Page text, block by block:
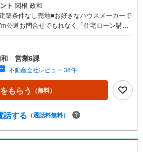
ト 関根 政和
築条件なし売地■お好きなハウスメーカーで
公道お問合せでもれなく「住宅ローン講
電話でのお問い合わせがスムーズにご案内
気軽にご連絡下さい！東宝ハウスライフソ
グループ 東宝ハウス浦和 特別提携金利
ウス浦和の住宅ローン■変動金利全期間引下
ローン金利優遇割の最大適用《0.89％》と
利1.275％の比較借入金4000万円返済期間35
ります）◇TOHO HOUSE CLUBで生涯の安心
グ、かけつけサポート、Club Offプレミアム
ビスがございます
和 営業6課
不動産会社レビュー 38件
もらう （無料）
話する （通話料無料）